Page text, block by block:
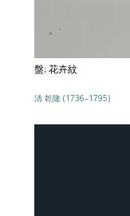
盤: 花卉紋
清 乾隆 (1736–1795)